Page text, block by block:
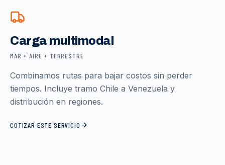
Carga multimodal
MAR + AIRE + TERRESTRE
Combinamos rutas para bajar costos sin perder
tiempos. Incluye tramo Chile a Venezuela y
distribución en regiones.
COTIZAR ESTE SERVICIO